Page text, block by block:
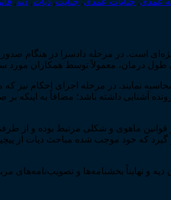
است. در مرحله دادسرا در هنگام صدور
طول درمان، معمولاً توسط همکاران مورد
نمایند. در مرحله اجرای احکام نیز
آشنایی داشته باشد؛ مضافاً به این­که
قوانین ماهوی و شکلی مرتبط بوده و از
گیرد که خود موجب شده مباحث دیات از
بخشنامه‌­ها و تصویب‌نامه‌­های